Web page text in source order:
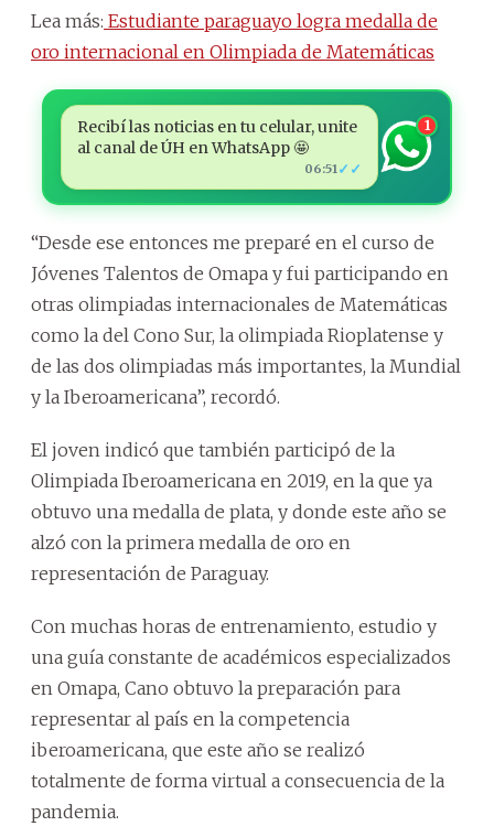
Lea más: Estudiante paraguayo logra medalla de
oro internacional en Olimpiada de Matemáticas
Recibí las noticias en tu celular, unite
al canal de ÚH en WhatsApp 🤩
06:51 ✓✓
1
“Desde ese entonces me preparé en el curso de
Jóvenes Talentos de Omapa y fui participando en
otras olimpiadas internacionales de Matemáticas
como la del Cono Sur, la olimpiada Rioplatense y
de las dos olimpiadas más importantes, la Mundial
y la Iberoamericana”, recordó.
El joven indicó que también participó de la
Olimpiada Iberoamericana en 2019, en la que ya
obtuvo una medalla de plata, y donde este año se
alzó con la primera medalla de oro en
representación de Paraguay.
Con muchas horas de entrenamiento, estudio y
una guía constante de académicos especializados
en Omapa, Cano obtuvo la preparación para
representar al país en la competencia
iberoamericana, que este año se realizó
totalmente de forma virtual a consecuencia de la
pandemia.